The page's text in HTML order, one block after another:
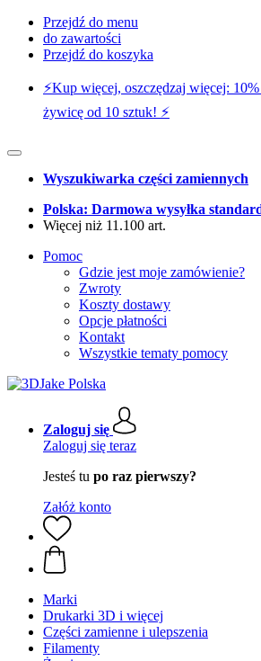
Przejdź do menu
do zawartości
Przejdź do koszyka
⚡️Kup więcej, oszczędzaj więcej:
żywicę od 10 sztuk! ⚡️
Wyszukiwarka części zamiennych
Polska: Darmowa wysyłka
Więcej niż 11.100 art.
Pomoc
Gdzie jest moje zamówienie?
Zwroty
Koszty dostawy
Opcje płatności
Kontakt
Wszystkie tematy pomocy
Zaloguj się
Zaloguj się teraz
Jesteś tu po raz pierwszy?
Załóż konto
Marki
Drukarki 3D i więcej
Części zamienne i ulepszenia
Filamenty